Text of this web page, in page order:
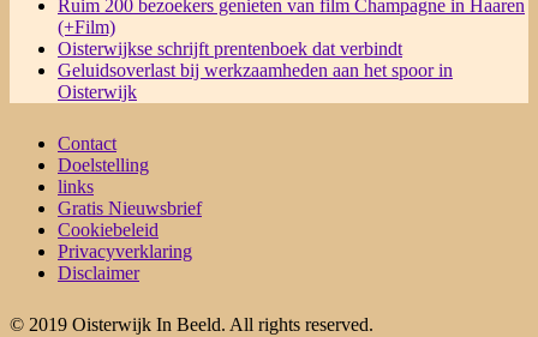
Ruim 200 bezoekers genieten van film Champagne in Haaren
(+Film)
Oisterwijkse schrijft prentenboek dat verbindt
Geluidsoverlast bij werkzaamheden aan het spoor in
Oisterwijk
Contact
Doelstelling
links
Gratis Nieuwsbrief
Cookiebeleid
Privacyverklaring
Disclaimer
© 2019 Oisterwijk In Beeld. All rights reserved.